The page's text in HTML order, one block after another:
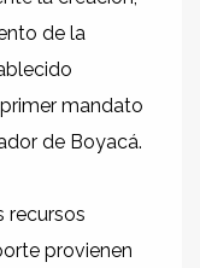
de la
mandato
de Boyacá.
recursos
provienen